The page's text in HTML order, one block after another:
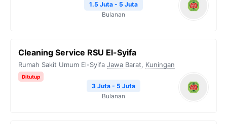
1.5 Juta - 5 Juta
Bulanan
Cleaning Service RSU El-Syifa
Rumah Sakit Umum El-Syifa Jawa Barat, Kuningan
Ditutup
3 Juta - 5 Juta
Bulanan